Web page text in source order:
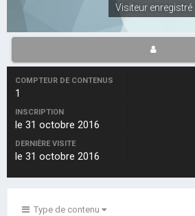
Visiteur enregistré
COMPTEUR DE CONTENUS
1
INSCRIPTION
le 31 octobre 2016
DERNIÈRE VISITE
le 31 octobre 2016
Type de contenu